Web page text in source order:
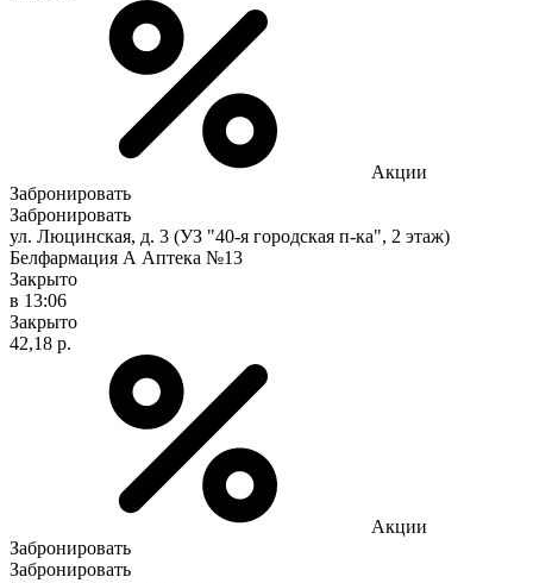
Акции
Забронировать
Забронировать
ул. Люцинская, д. 3 (УЗ "40-я городская п-ка", 2 этаж)
Белфармация А Аптека №13
Закрыто
в 13:06
Закрыто
42,18 р.
Акции
Забронировать
Забронировать